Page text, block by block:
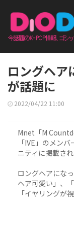
ロングヘ
が話題に
2022/04/22 11:00
Mnet「M
「IVE」のメン
ニティに掲載さ
ロングヘアにな
ヘア可愛い」、
「イヤリングが